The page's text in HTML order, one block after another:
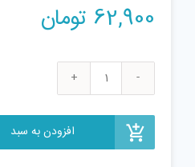
62,900 تومان
ست
افزودن به سبد